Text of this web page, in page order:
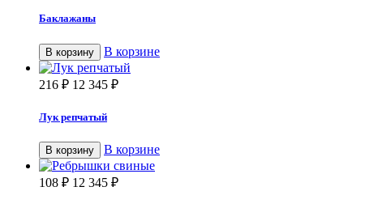
Баклажаны
В корзину В корзине
216 ₽ 12 345 ₽
Лук репчатый
В корзину В корзине
108 ₽ 12 345 ₽